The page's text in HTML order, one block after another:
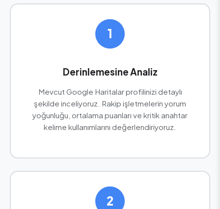
1
Derinlemesine Analiz
Mevcut Google Haritalar profilinizi detaylı
şekilde inceliyoruz. Rakip işletmelerin yorum
yoğunluğu, ortalama puanları ve kritik anahtar
kelime kullanımlarını değerlendiriyoruz.
2